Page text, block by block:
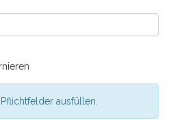
ausfüllen.